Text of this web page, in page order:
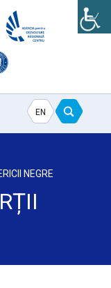
EN
NEGRE